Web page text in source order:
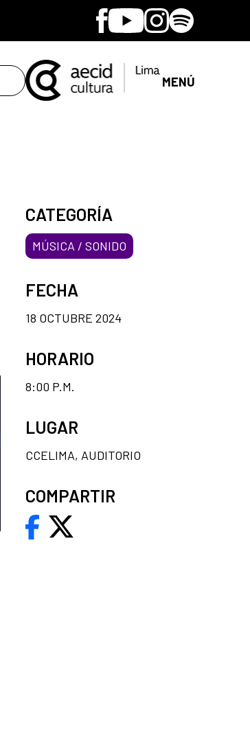
Facebook
YoutubeInstagram
Spotify
MENÚ
CATEGORÍA
MÚSICA / SONIDO
FECHA
18 OCTUBRE 2024
HORARIO
8:00 P.M.
LUGAR
CCELIMA, AUDITORIO
COMPARTIR